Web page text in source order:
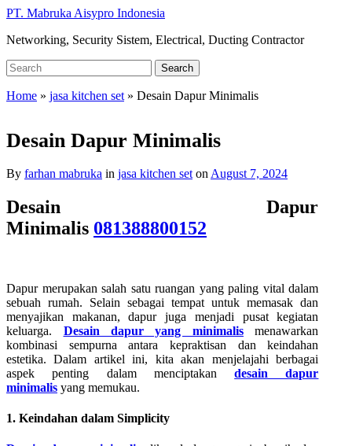
Skip
main
PT. Mabruka Aisypro Indonesia
Networking, Security Sistem, Electrical, Ducting Contractor
Search
for:
Search
Home » jasa kitchen set » Desain Dapur Minimalis
Desain Dapur Minimalis
By farhan mabruka in jasa kitchen set on August 7, 2024
Desain Dapur
Minimalis 081388800152
Dapur merupakan salah satu ruangan yang paling vital dalam
sebuah rumah. Selain sebagai tempat untuk memasak dan
menyajikan makanan, dapur juga menjadi pusat kegiatan
keluarga. Desain dapur yang minimalismenawarkan
kombinasi sempurna antara kepraktisan dan keindahan
estetika. Dalam artikel ini, kita akan menjelajahi berbagai
aspek penting dalam menciptakandesain dapur
minimalis yang memukau.
1. Keindahan dalam Simplicity